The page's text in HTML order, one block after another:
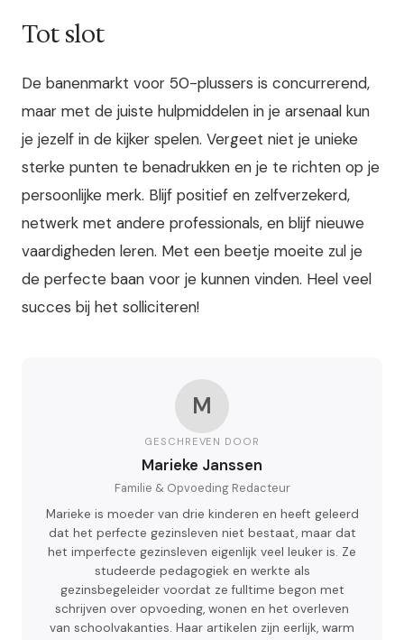
Tot slot
De banenmarkt voor 50-plussers is concurrerend,
maar met de juiste hulpmiddelen in je arsenaal kun
je jezelf in de kijker spelen. Vergeet niet je unieke
sterke punten te benadrukken en je te richten op je
persoonlijke merk. Blijf positief en zelfverzekerd,
netwerk met andere professionals, en blijf nieuwe
vaardigheden leren. Met een beetje moeite zul je
de perfecte baan voor je kunnen vinden. Heel veel
succes bij het solliciteren!
M
GESCHREVEN DOOR
Marieke Janssen
Familie & Opvoeding Redacteur
Marieke is moeder van drie kinderen en heeft geleerd
dat het perfecte gezinsleven niet bestaat, maar dat
het imperfecte gezinsleven eigenlijk veel leuker is. Ze
studeerde pedagogiek en werkte als
gezinsbegeleider voordat ze fulltime begon met
schrijven over opvoeding, wonen en het overleven
van schoolvakanties. Haar artikelen zijn eerlijk, warm